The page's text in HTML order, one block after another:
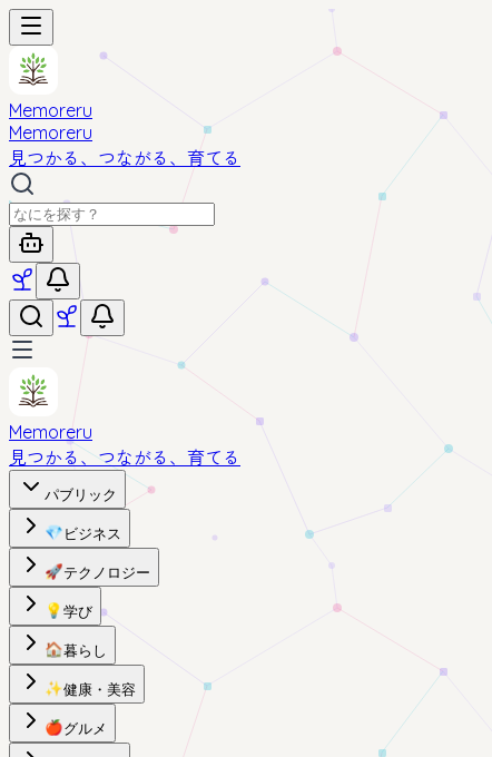
Memoreru
Memoreru
見つかる、つながる、育てる
Memoreru
見つかる、つながる、育てる
パブリック
💎 ビジネス
🚀テクノロジー
💡 学び
🏠暮らし
✨健康・美容
🍎グルメ